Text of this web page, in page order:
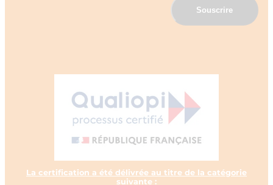
La certification a été délivrée au titre de la catégorie
suivante :